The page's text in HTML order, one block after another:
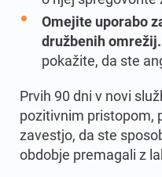
Omejite uporabo
družbenih omrežij.
pokažite, da ste
Prvih 90 dni v novi
pozitivnim pristopom,
zavestjo, da ste
obdobje premagali z